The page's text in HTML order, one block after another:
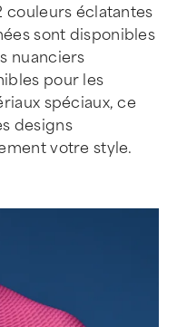
couleurs éclatantes
sont disponibles
nuanciers
pour les
spéciaux, ce
designs
votre style.